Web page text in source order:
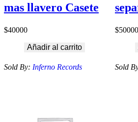
mas llavero Casete
$40000
Añadir al carrito
Sold By: Inferno Records
$50000
Sold